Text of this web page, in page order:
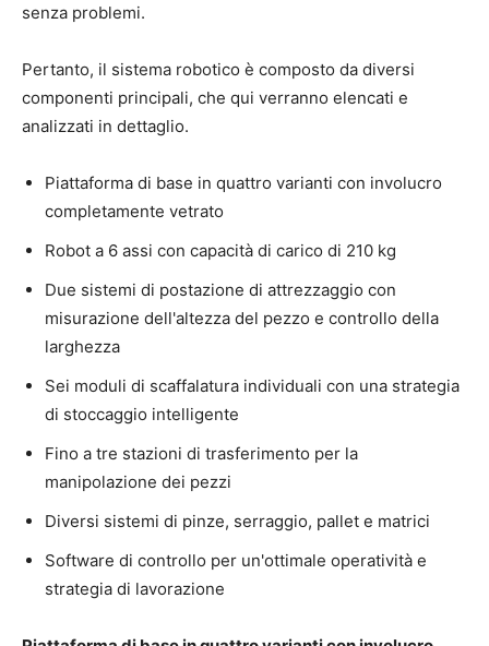
senza problemi.
Pertanto, il sistema robotico è composto da diversi
componenti principali, che qui verranno elencati e
analizzati in dettaglio.
Piattaforma di base in quattro varianti con involucro
completamente vetrato
Robot a 6 assi con capacità di carico di 210 kg
Due sistemi di postazione di attrezzaggio con
misurazione dell'altezza del pezzo e controllo della
larghezza
Sei moduli di scaffalatura individuali con una strategia
di stoccaggio intelligente
Fino a tre stazioni di trasferimento per la
manipolazione dei pezzi
Diversi sistemi di pinze, serraggio, pallet e matrici
Software di controllo per un'ottimale operatività e
strategia di lavorazione